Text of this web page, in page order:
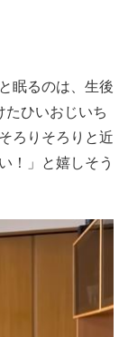
眠るのは、生後
たひいおじいち
ろりそろりと近
！」と嬉しそう